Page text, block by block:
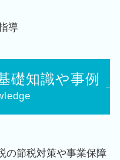
導
礎知識や事例
の節税対策や事業保障